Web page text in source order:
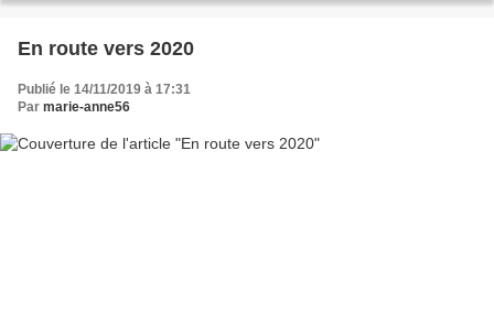
En route vers 2020
Publié le 14/11/2019 à 17:31
Par marie-anne56